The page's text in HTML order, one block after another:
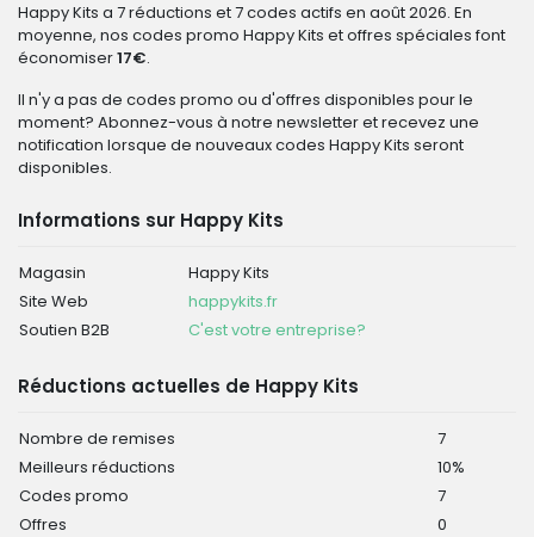
Happy Kits a 7 réductions et 7 codes actifs en août 2026. En
moyenne, nos codes promo Happy Kits et offres spéciales font
économiser17€.
Il n'y a pas de codes promo ou d'offres disponibles pour le
moment? Abonnez-vous à notre newsletter et recevez une
notification lorsque de nouveaux codes Happy Kits seront
disponibles.
Informations sur Happy Kits
Magasin
Happy Kits
Site Web
happykits.fr
Soutien B2B
C'est votre entreprise?
Réductions actuelles de Happy Kits
Nombre de remises
7
Meilleurs réductions
10%
Codes promo
7
Offres
0